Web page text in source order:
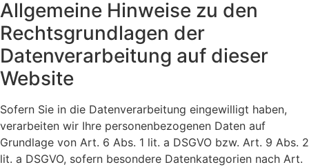
Allgemeine Hinweise zu den
Rechtsgrundlagen der
Datenverarbeitung auf dieser
Website
Sofern Sie in die Datenverarbeitung eingewilligt haben,
verarbeiten wir Ihre personenbezogenen Daten auf
Grundlage von Art. 6 Abs. 1 lit. a DSGVO bzw. Art. 9 Abs. 2
lit. a DSGVO, sofern besondere Datenkategorien nach Art.